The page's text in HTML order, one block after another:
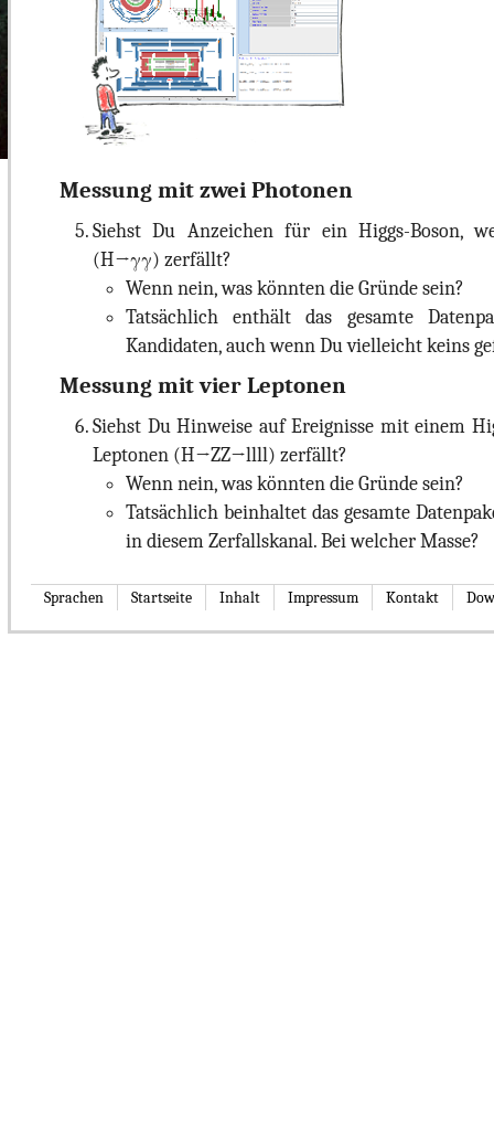
Messung mit zwei Photonen
Siehst Du Anzeichen für ein Higgs-Boson,
(H→γγ) zerfällt?
Wenn nein, was könnten die Gründe sein?
Tatsächlich enthält das gesamte
Kandidaten, auch wenn Du vielleicht keins
Messung mit vier Leptonen
Siehst Du Hinweise auf Ereignisse mit einem
Leptonen (H→ZZ→llll) zerfällt?
Wenn nein, was könnten die Gründe sein?
Tatsächlich beinhaltet das gesamte
in diesem Zerfallskanal. Bei welcher Masse?
Sprachen Startseite Inhalt Impressum Kontakt